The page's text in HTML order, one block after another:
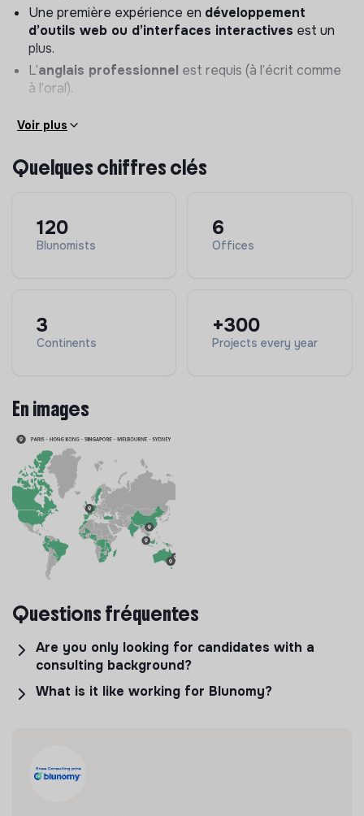
Une première expérience en développement
d’outils web ou d’interfaces interactives est un
plus.
L’anglais professionnel est requis (à l’écrit comme
à l’oral).
Voir plus
Quelques chiffres clés
120
Blunomists
6
Offices
3
Continents
+300
Projects every year
En images
Questions fréquentes
Are you only looking for candidates with a
consulting background?
What is it like working for Blunomy?